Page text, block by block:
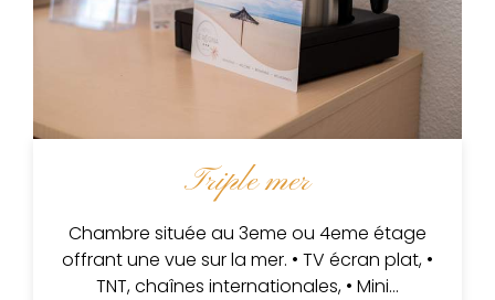
Triple mer
Chambre située au 3eme ou 4eme étage
offrant une vue sur la mer. • TV écran plat, •
TNT, chaînes internationales, • Mini…